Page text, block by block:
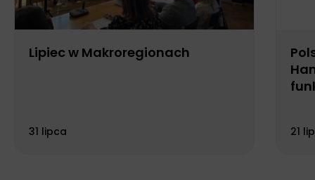
Lipiec w Makroregionach
31 lipca 21